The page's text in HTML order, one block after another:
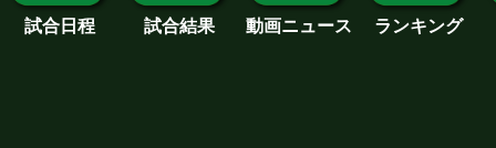
試合日程 試合結果 動画ニュース ランキング